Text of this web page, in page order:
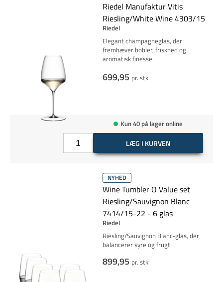
Riedel Manufaktur Vitis
Riesling/White Wine 4303/15
Riedel
Elegant champagneglas, der
fremhæver bobler, friskhed og
aromatisk finesse.
699,95 pr. stk
Kun 40 på lager online
LÆG I KURVEN
NYHED
Wine Tumbler O Value set
Riesling/Sauvignon Blanc
7414/15-22 - 6 glas
Riedel
Riesling/Sauvignon Blanc-glas, der
balancerer syre og frugt
899,95 pr. stk